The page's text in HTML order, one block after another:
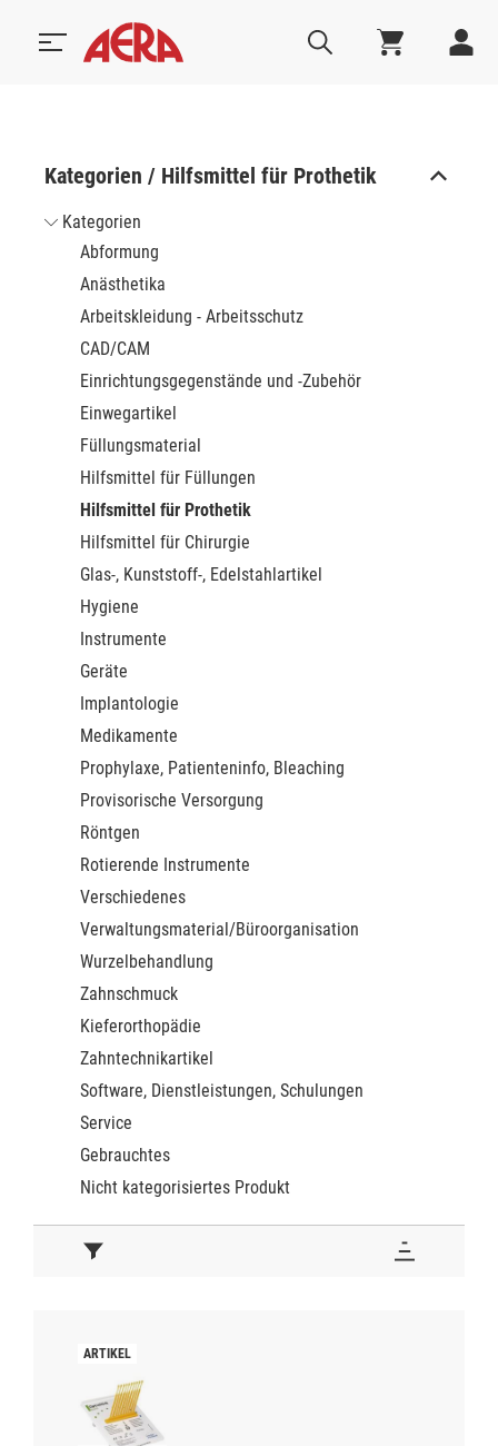
Kategorien / Hilfsmittel für Prothetik
Kategorien
Abformung
Anästhetika
Arbeitskleidung - Arbeitsschutz
CAD/CAM
Einrichtungsgegenstände und -Zubehör
Einwegartikel
Füllungsmaterial
Hilfsmittel für Füllungen
Hilfsmittel für Prothetik
Hilfsmittel für Chirurgie
Glas-, Kunststoff-, Edelstahlartikel
Hygiene
Instrumente
Geräte
Implantologie
Medikamente
Prophylaxe, Patienteninfo, Bleaching
Provisorische Versorgung
Röntgen
Rotierende Instrumente
Verschiedenes
Verwaltungsmaterial/Büroorganisation
Wurzelbehandlung
Zahnschmuck
Kieferorthopädie
Zahntechnikartikel
Software, Dienstleistungen, Schulungen
Service
Gebrauchtes
Nicht kategorisiertes Produkt